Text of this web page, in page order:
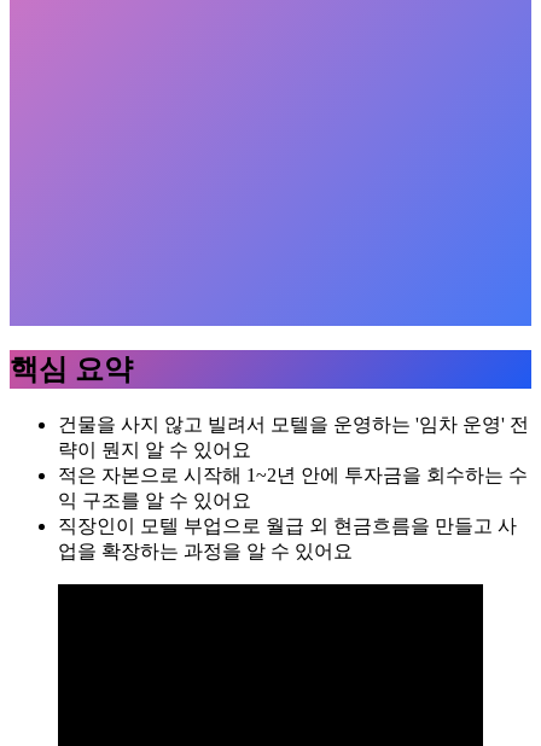
핵심 요약
건물을 사지 않고 빌려서 모텔을 운영하는 '임차 운영' 전
략이 뭔지 알 수 있어요
적은 자본으로 시작해 1~2년 안에 투자금을 회수하는 수
익 구조를 알 수 있어요
직장인이 모텔 부업으로 월급 외 현금흐름을 만들고 사
업을 확장하는 과정을 알 수 있어요